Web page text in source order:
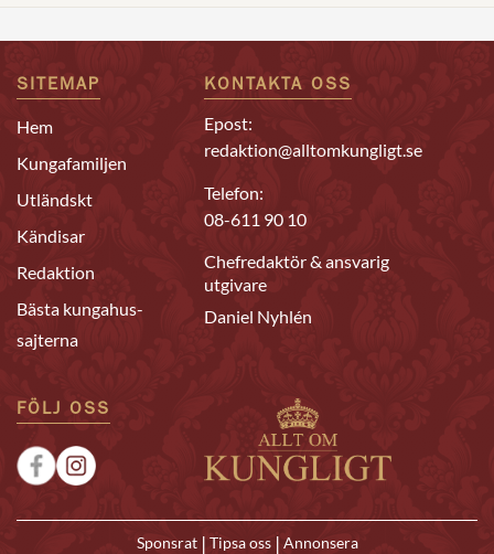
SITEMAP
Hem
Kungafamiljen
Utländskt
Kändisar
Redaktion
Bästa kungahus-
sajterna
KONTAKTA OSS
Epost:
redaktion@alltomkungligt.se
Telefon:
08-611 90 10
Chefredaktör & ansvarig
utgivare
Daniel Nyhlén
FÖLJ OSS
Sponsrat | Tipsa oss | Annonsera